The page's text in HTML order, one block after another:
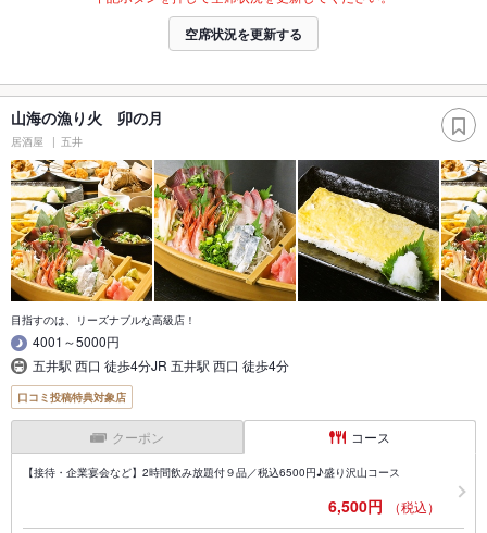
空席状況を更新する
山海の漁り火 卯の月
居酒屋 五井
目指すのは、リーズナブルな高級店！
4001～5000円
五井駅 西口 徒歩4分JR 五井駅 西口 徒歩4分
口コミ投稿特典対象店
クーポン コース
【接待・企業宴会など】2時間飲み放題付９品／税込6500円♪盛り沢山コース
6,500円 （税込）